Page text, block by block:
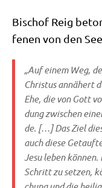
Bischof Reig
fe­nen von den
„Auf einem Weg,
Chri­stus annä­hert
Ehe, die von Gott
dung zwi­schen
de. […] Das Ziel
auch die­se
Jesu leben
Schritt zu set­zen,